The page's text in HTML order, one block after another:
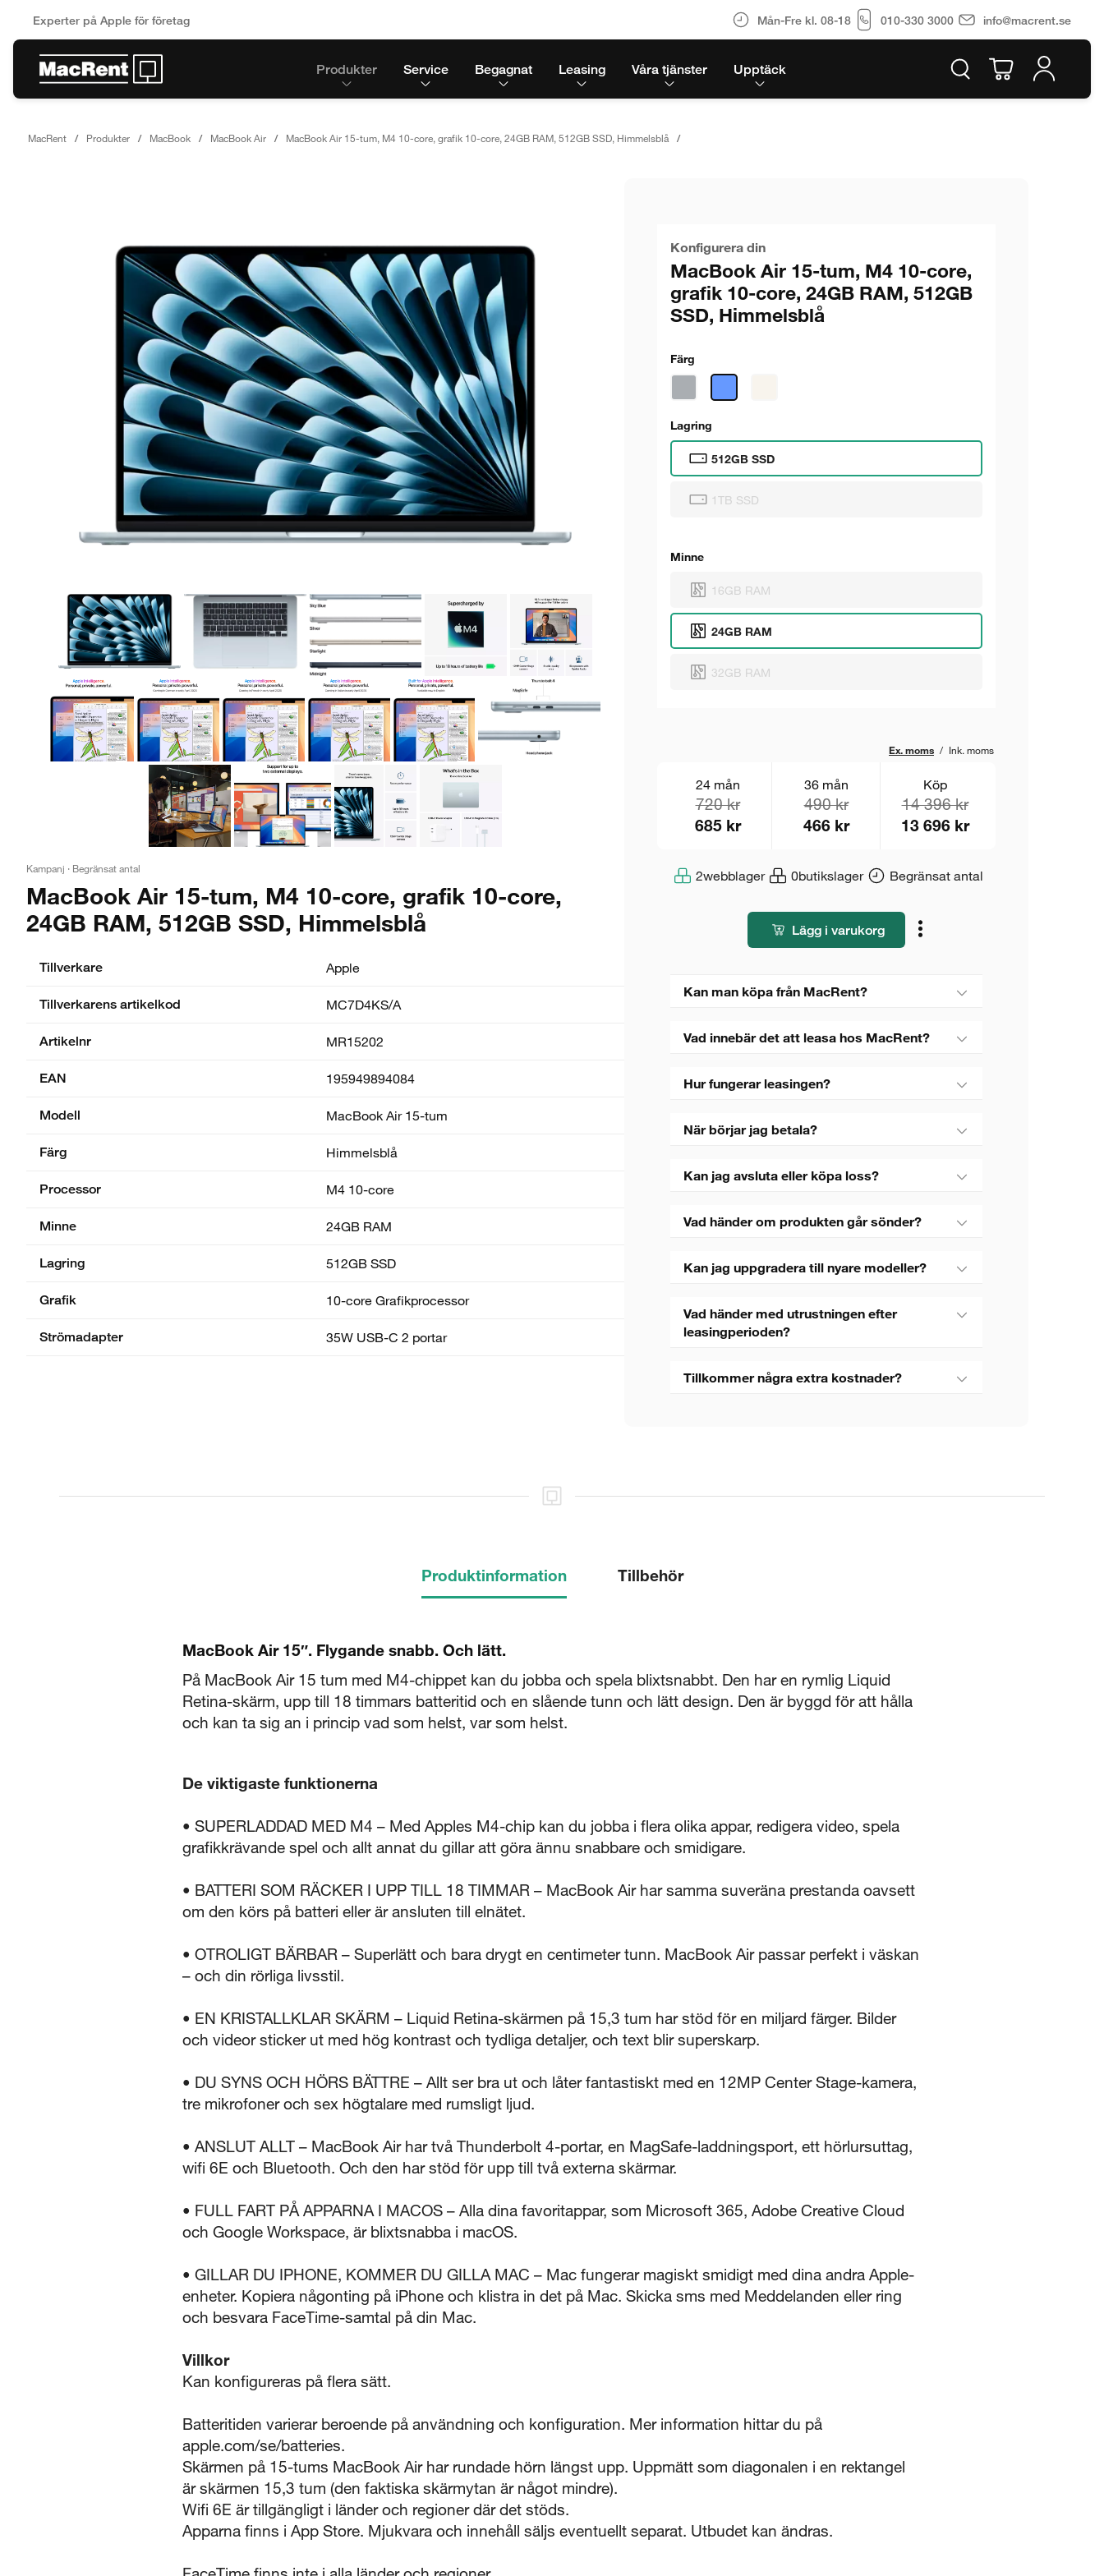
Experter på Apple för företag Mån-Fre kl. 08-18 010-330 3000 info@macrent.se
Produkter Service Begagnat Leasing Våra tjänster Upptäck
MacRent Produkter MacBook MacBook Air MacBook Air 15-tum, M4 10-core, grafik 10-core, 24GB RAM, 512GB SSD, Himmelsblå
Kampanj · Begränsat antal
MacBook Air 15-tum, M4 10-core, grafik 10-core,
24GB RAM, 512GB SSD, Himmelsblå
Tillverkare Apple
Tillverkarens artikelkod MC7D4KS/A
Artikelnr MR15202
EAN 195949894084
Modell MacBook Air 15-tum
Färg Himmelsblå
Processor M4 10-core
Minne 24GB RAM
Lagring 512GB SSD
Grafik 10-core Grafik­processor
Strömadapter 35W USB-C 2 portar
Konfigurera din
MacBook Air 15-tum, M4 10-core,
grafik 10-core, 24GB RAM, 512GB
SSD, Himmelsblå
Färg
Lagring
512GB SSD
1TB SSD
Minne
16GB RAM
24GB RAM
32GB RAM
Ex. moms / Ink. moms
2webblager 0butikslager Begränsat antal
24 mån
720 kr
685 kr
36 mån
490 kr
466 kr
Köp
14 396 kr
13 696 kr
Lägg i varukorg
Kan man köpa från MacRent?
Vad innebär det att leasa hos MacRent?
Hur fungerar leasingen?
När börjar jag betala?
Kan jag avsluta eller köpa loss?
Vad händer om produkten går sönder?
Kan jag uppgradera till nyare modeller?
Vad händer med utrustningen efter
leasingperioden?
Tillkommer några extra kostnader?
Produktinformation Tillbehör
MacBook Air 15″. Flygande snabb. Och lätt.
På MacBook Air 15 tum med M4-chippet kan du jobba och spela blixtsnabbt. Den har en rymlig Liquid
Retina-skärm, upp till 18 timmars batteritid och en slående tunn och lätt design. Den är byggd för att hålla
och kan ta sig an i princip vad som helst, var som helst.
De viktigaste funktionerna
• SUPERLADDAD MED M4 – Med Apples M4-chip kan du jobba i flera olika appar, redigera video, spela
grafikkrävande spel och allt annat du gillar att göra ännu snabbare och smidigare.
• BATTERI SOM RÄCKER I UPP TILL 18 TIMMAR – MacBook Air har samma suveräna prestanda oavsett
om den körs på batteri eller är ansluten till elnätet.
• OTROLIGT BÄRBAR – Superlätt och bara drygt en centimeter tunn. MacBook Air passar perfekt i väskan
– och din rörliga livsstil.
• EN KRISTALLKLAR SKÄRM – Liquid Retina-skärmen på 15,3 tum har stöd för en miljard färger. Bilder
och videor sticker ut med hög kontrast och tydliga detaljer, och text blir superskarp.
• DU SYNS OCH HÖRS BÄTTRE – Allt ser bra ut och låter fantastiskt med en 12MP Center Stage-kamera,
tre mikrofoner och sex högtalare med rumsligt ljud.
• ANSLUT ALLT – MacBook Air har två Thunderbolt 4-portar, en MagSafe-laddningsport, ett hörlursuttag,
wifi 6E och Bluetooth. Och den har stöd för upp till två externa skärmar.
• FULL FART PÅ APPARNA I MACOS – Alla dina favoritappar, som Microsoft 365, Adobe Creative Cloud
och Google Workspace, är blixtsnabba i macOS.
• GILLAR DU IPHONE, KOMMER DU GILLA MAC – Mac fungerar magiskt smidigt med dina andra Apple-
enheter. Kopiera någonting på iPhone och klistra in det på Mac. Skicka sms med Meddelanden eller ring
och besvara FaceTime-samtal på din Mac.
Villkor
Kan konfigureras på flera sätt.
Batteritiden varierar beroende på användning och konfiguration. Mer information hittar du på
apple.com/se/batteries.
Skärmen på 15-tums MacBook Air har rundade hörn längst upp. Uppmätt som diagonalen i en rektangel
är skärmen 15,3 tum (den faktiska skärmytan är något mindre).
Wifi 6E är tillgängligt i länder och regioner där det stöds.
Apparna finns i App Store. Mjukvara och innehåll säljs eventuellt separat. Utbudet kan ändras.
5 sekunder